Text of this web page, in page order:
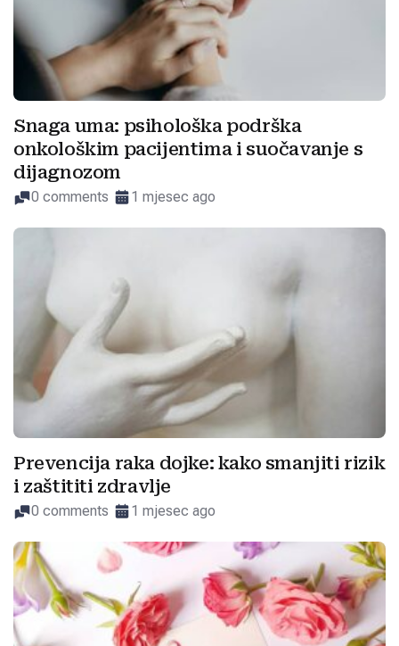
Snaga uma: psihološka podrška
onkološkim pacijentima i suočavanje s
dijagnozom
0 comments 1 mjesec ago
Prevencija raka dojke: kako smanjiti rizik
i zaštititi zdravlje
0 comments 1 mjesec ago